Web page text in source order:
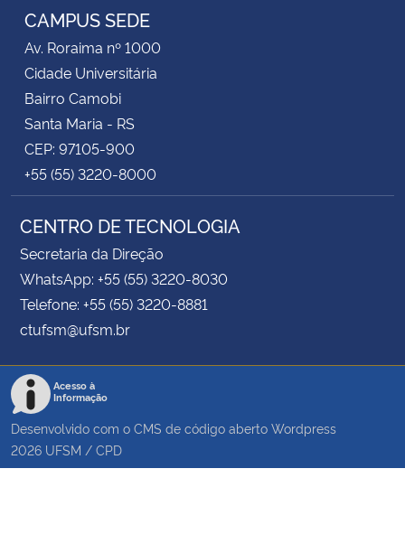
CAMPUS SEDE
Av. Roraima nº 1000
Cidade Universitária
Bairro Camobi
Santa Maria - RS
CEP: 97105-900
+55 (55) 3220-8000
CENTRO DE TECNOLOGIA
Secretaria da Direção
WhatsApp: +55 (55) 3220-8030
Telefone: +55 (55) 3220-8881
ctufsm@ufsm.br
Acesso à
Informação
Desenvolvido com o CMS de código aberto Wordpress
2026 UFSM / CPD